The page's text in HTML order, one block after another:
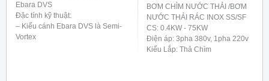
Ebara DVS
Đặc tính kỹ thuật:
– Kiểu cánh Ebara DVS là Semi-
Vortex
BƠM CHÌM NƯỚC THẢI /BƠM
NƯỚC THẢI RÁC INOX SS/SF
CS: 0.4KW - 75KW
Điện áp: 3pha 380v, 1pha 220v
Kiểu Lắp: Thả Chìm